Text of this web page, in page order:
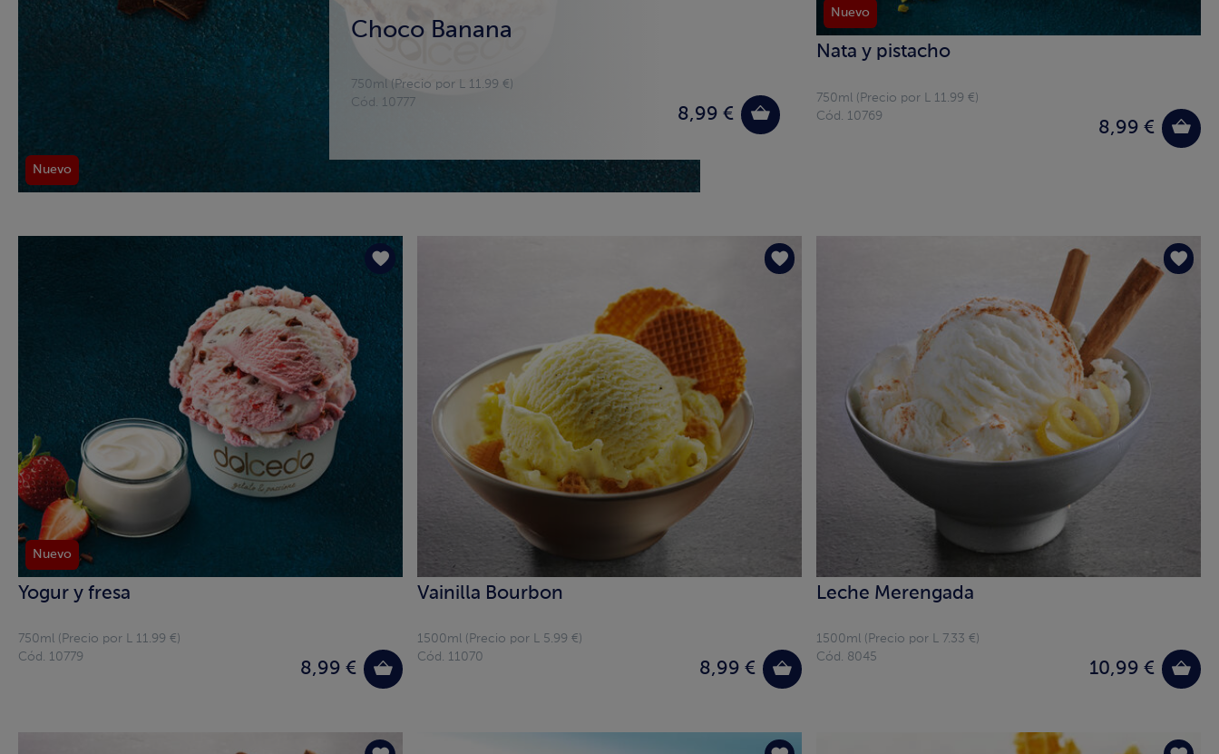
Nuevo
Choco Banana
750ml (Precio por L 11.99 €)
8,99 €
Cód. 10777
Nuevo
Nata y pistacho
750ml (Precio por L 11.99 €)
8,99 €
Cód. 10769
Nuevo
Yogur y fresa
750ml (Precio por L 11.99 €)
8,99 €
Cód. 10779
Vainilla Bourbon
1500ml (Precio por L 5.99 €)
8,99 €
Cód. 11070
Leche Merengada
1500ml (Precio por L 7.33 €)
10,99 €
Cód. 8045